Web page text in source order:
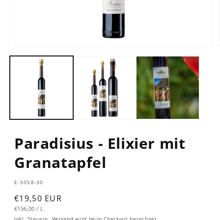
Paradisius - Elixier mit
Granatapfel
SKU:
E-5058-30
Normaler
Preis
€19,50 EUR
GRUNDPREIS
€156,00 / PRO
L
Inkl. Steuern. Versand wird beim Checkout berechnet